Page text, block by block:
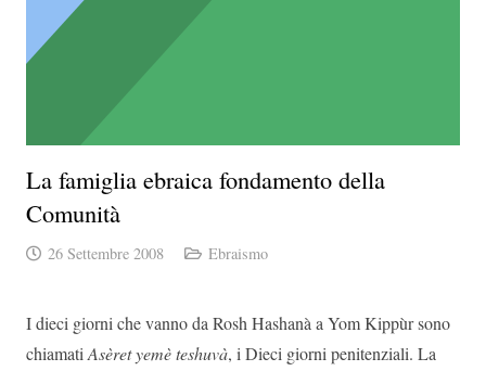
La famiglia ebraica fondamento della
Comunità
26 Settembre 2008 Ebraismo
I dieci giorni che vanno da Rosh Hashanà a Yom Kippùr sono
chiamati Asèret yemè teshuvà, i Dieci giorni penitenziali. La